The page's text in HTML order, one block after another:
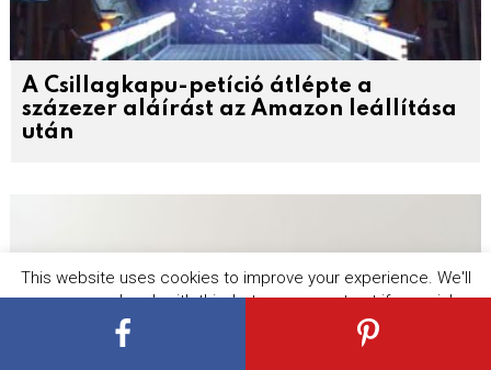
A Csillagkapu-petíció átlépte a
százezer aláírást az Amazon leállítása
után
This website uses cookies to improve your experience. We'll
assume you're ok with this, but you can opt-out if you wish.